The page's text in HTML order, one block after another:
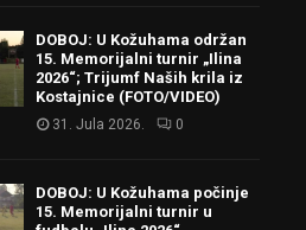
DOBOJ: U Kožuhama održan
15. Memorijalni turnir „Ilina
2026“; Trijumf Naših krila iz
Kostajnice (FOTO/VIDEO)
31. Jula 2026. 0
DOBOJ: U Kožuhama počinje
15. Memorijalni turnir u